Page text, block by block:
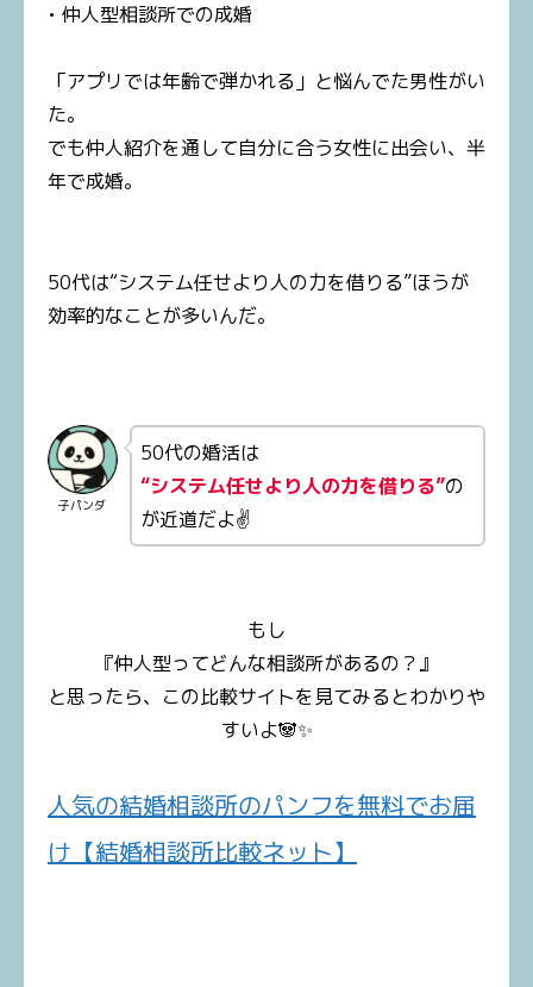
• 仲人型相談所での成婚
「アプリでは年齢で弾かれる」と悩んでた男性がい
た。
でも仲人紹介を通して自分に合う女性に出会い、半
年で成婚。
50代は“システム任せより人の力を借りる”ほうが
効率的なことが多いんだ。
子パンダ
50代の婚活は
“システム任せより人の力を借りる”の
が近道だよ✌
もし
『仲人型ってどんな相談所があるの？』
と思ったら、この比較サイトを見てみるとわかりや
すいよ🐼✨
人気の結婚相談所のパンフを無料でお届
け【結婚相談所比較ネット】